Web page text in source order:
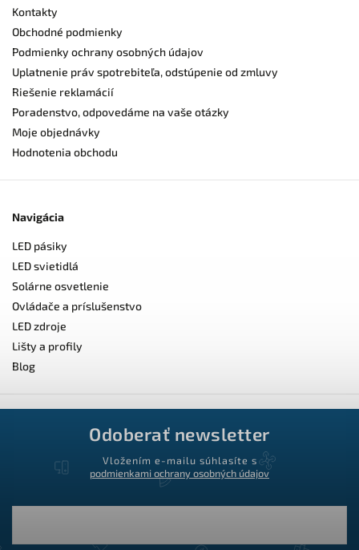
Kontakty
Obchodné podmienky
Podmienky ochrany osobných údajov
Uplatnenie práv spotrebiteľa, odstúpenie od zmluvy
Riešenie reklamácií
Poradenstvo, odpovedáme na vaše otázky
Moje objednávky
Hodnotenia obchodu
Navigácia
LED pásiky
LED svietidlá
Solárne osvetlenie
Ovládače a príslušenstvo
LED zdroje
Lišty a profily
Blog
Odoberať newsletter
Vložením e-mailu súhlasíte s
podmienkami ochrany osobných údajov